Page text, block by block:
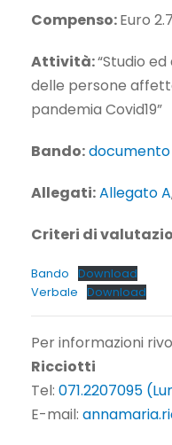
Compenso:Euro
Attività:“Studio
delle persone
pandemia Covid19”
Bando:documento
Allegati:Allegato A
Criteri di
Bando
Download
Verbale
Download
Per informazioni
Ricciotti
Tel: 071.2207095
E-mail: